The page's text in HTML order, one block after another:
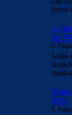
Keine
für
8.
Sollte
Bojan
PSG
8.